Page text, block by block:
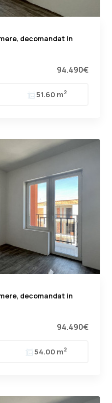
decomandat in
94.490€
51.60 m2
decomandat in
94.490€
54.00 m2